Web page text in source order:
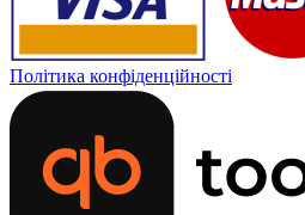
Політика конфіденційності